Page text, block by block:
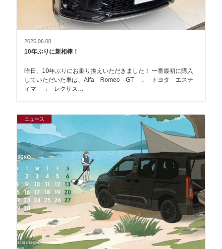
2026.06.08
10年ぶりに新相棒！
昨日、10年ぶりにお乗り換えいただきました！ 一番最初に購入
していただいた車は、Alfa Romeo GT → トヨタ エステ
ィマ → レクサス…
ニュース